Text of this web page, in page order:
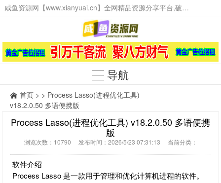
咸鱼资源网【www.xianyuai.cn】全网精品资源分享平台,破解软件,技术源码,火爆项目,工具辅助,这里无所不有。
导航
首页 > > Process Lasso(进程优化工具)
v18.2.0.50 多语便携版
Process Lasso(进程优化工具) v18.2.0.50 多语便携
版
浏览次数：10790 发布时间：2026/5/23 07:31:13 当前分类：
软件介绍
Process Lasso 是一款用于管理和优化计算机进程的软件。